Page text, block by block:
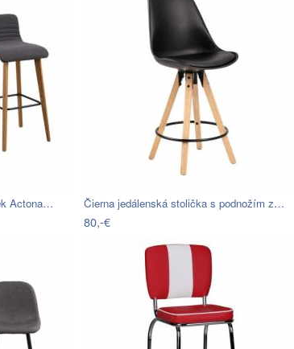
Actona… Čierna jedálenská stolička s podnožím z…
80,-€